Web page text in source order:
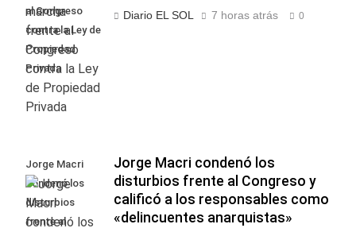
al Congreso
contra la Ley de
Propiedad
Privada
Diario EL SOL 7 horas atrás 0
Jorge Macri
condenó los
disturbios
frente al
Jorge Macri condenó los
disturbios frente al Congreso y
calificó a los responsables como
«delincuentes anarquistas»